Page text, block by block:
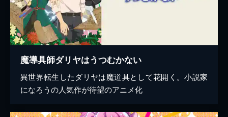
魔導具師ダリヤはうつむかない
異世界転生したダリヤは魔道具として花開く。小説家
になろうの人気作が待望のアニメ化